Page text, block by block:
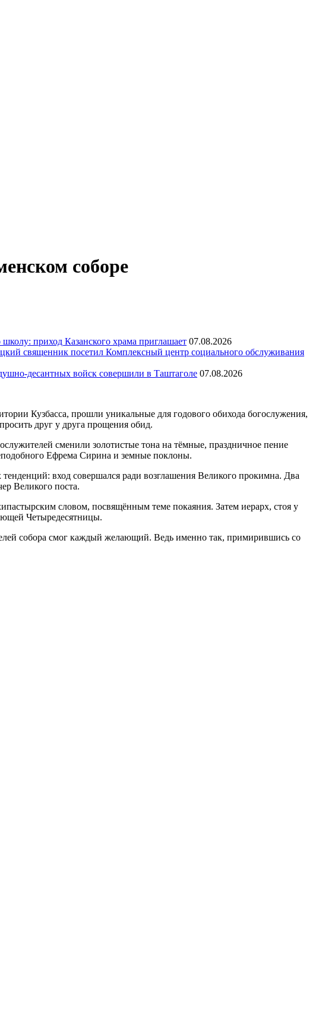
соборе
приход Казанского храма приглашает 07.08.2026
священник посетил Комплексный центр социального обслуживания
десантных войск совершили в Таштаголе 07.08.2026
Кузбасса, прошли уникальные для годового обихода богослужения,
друг у друга прощения обид.
сменили золотистые тона на тёмные, праздничное пение
Ефрема Сирина и земные поклоны.
вход совершался ради возглашения Великого прокимна. Два
Великого поста.
словом, посвящённым теме покаяния. Затем иерарх, стоя у
Четыредесятницы.
собора смог каждый желающий. Ведь именно так, примирившись со